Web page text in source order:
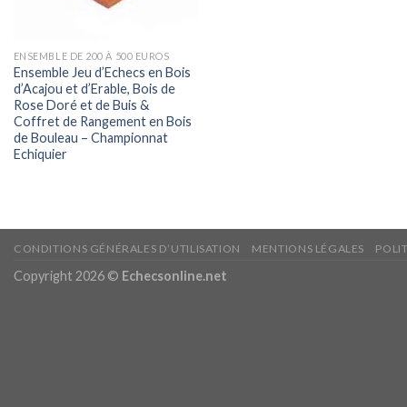
ENSEMBLE DE 200 À 500 EUROS
Ensemble Jeu d’Echecs en Bois
d’Acajou et d’Erable, Bois de
Rose Doré et de Buis &
Coffret de Rangement en Bois
de Bouleau – Championnat
Echiquier
CONDITIONS GÉNÉRALES D’UTILISATION MENTIONS LÉGALES
Copyright 2026 © Echecsonline.net